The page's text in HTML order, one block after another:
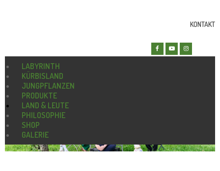
KONTAKT
LABYRINTH
KÜRBISLAND
JUNGPFLANZEN
PRODUKTE
LAND & LEUTE
PHILOSOPHIE
SHOP
GALERIE